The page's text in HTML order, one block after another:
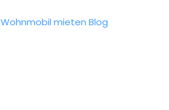
Wohnmobil mieten Blog